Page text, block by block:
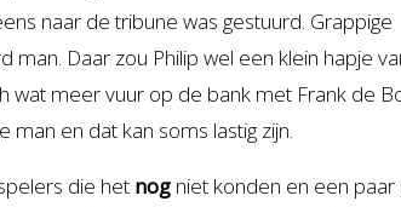
naar de tribune was gestuurd. Grappige
man. Daar zou Philip wel een klein hapje
wat meer vuur op de bank met Frank de
man en dat kan soms lastig zijn.
die het nog niet konden en een paar